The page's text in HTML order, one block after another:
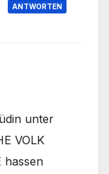
ANTWORTEN
unter
VOLK
hassen